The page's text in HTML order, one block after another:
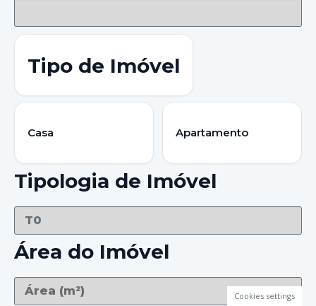
Tipo de Imóvel
Casa Apartamento
Tipologia de Imóvel
Área do Imóvel
Cookies settings